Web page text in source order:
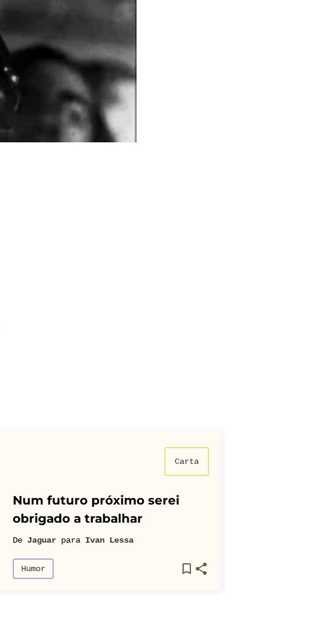
Carta
Num futuro próximo serei
obrigado a trabalhar
De Jaguar para Ivan Lessa
Humor